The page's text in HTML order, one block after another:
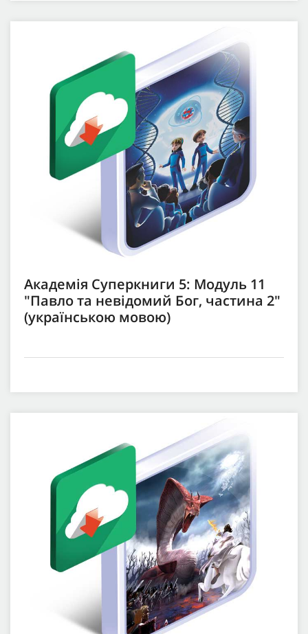
Академія Суперкниги 5: Модуль 11
"Павло та невідомий Бог, частина 2"
(українською мовою)